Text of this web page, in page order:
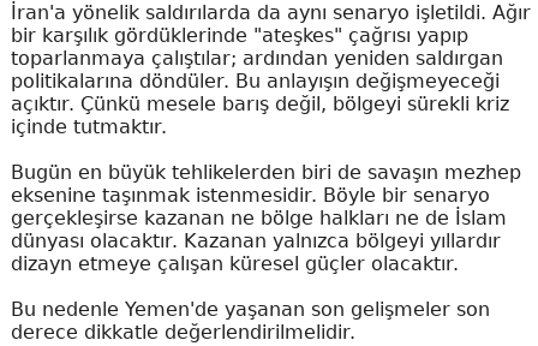
İran'a yönelik saldırılarda da aynı senaryo işletildi. Ağır
bir karşılık gördüklerinde "ateşkes" çağrısı yapıp
toparlanmaya çalıştılar; ardından yeniden saldırgan
politikalarına döndüler. Bu anlayışın değişmeyeceği
açıktır. Çünkü mesele barış değil, bölgeyi sürekli kriz
içinde tutmaktır.
Bugün en büyük tehlikelerden biri de savaşın mezhep
eksenine taşınmak istenmesidir. Böyle bir senaryo
gerçekleşirse kazanan ne bölge halkları ne de İslam
dünyası olacaktır. Kazanan yalnızca bölgeyi yıllardır
dizayn etmeye çalışan küresel güçler olacaktır.
Bu nedenle Yemen'de yaşanan son gelişmeler son
derece dikkatle değerlendirilmelidir.